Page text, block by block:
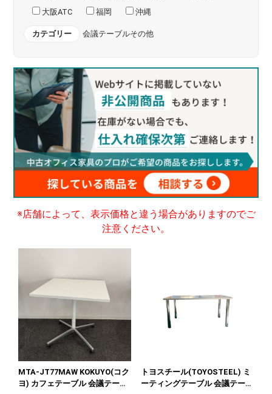
大阪ATC
福岡 沖縄
カテゴリー 会議テーブルその他
※店舗によって、表示価格と違う場合がありますのでご
注意ください。
MTA-JT77MAW KOKUYO(コク
ヨ) カフェテーブル 会議テーブ
トヨスチール(TOYOSTEEL) ミ
ーティングテーブル 会議テーブ